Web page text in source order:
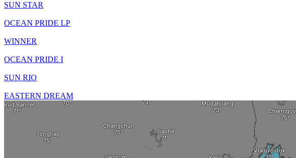
SUN STAR
OCEAN PRIDE LP
WINNER
OCEAN PRIDE I
SUN RIO
EASTERN DREAM